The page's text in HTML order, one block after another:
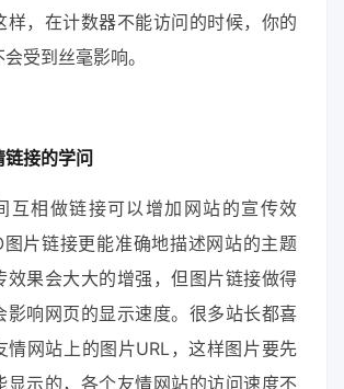
样，在计数器不能访问的时候，你的
受到丝毫影响。
接的学问
互相做链接可以增加网站的宣传效
图片链接更能准确地描述网站的主题
效果会大大的增强，但图片链接做得
影响网页的显示速度。很多站长都喜
情网站上的图片URL，这样图片要先
显示的，各个友情网站的访问速度不